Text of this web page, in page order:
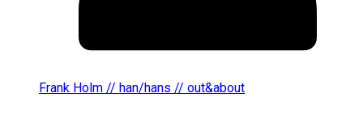
Frank Holm // han/hans // out&about